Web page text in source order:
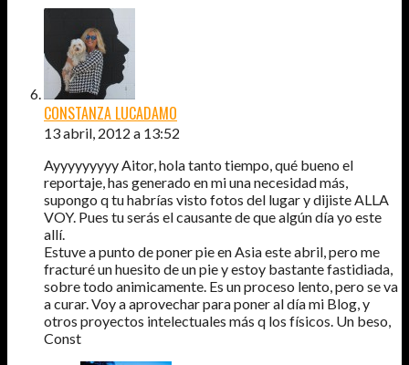
CONSTANZA LUCADAMO
13 abril, 2012 a 13:52
Ayyyyyyyyy Aitor, hola tanto tiempo, qué bueno el
reportaje, has generado en mi una necesidad más,
supongo q tu habrías visto fotos del lugar y dijiste ALLA
VOY. Pues tu serás el causante de que algún día yo este
allí.
Estuve a punto de poner pie en Asia este abril, pero me
fracturé un huesito de un pie y estoy bastante fastidiada,
sobre todo animicamente. Es un proceso lento, pero se va
a curar. Voy a aprovechar para poner al día mi Blog, y
otros proyectos intelectuales más q los físicos. Un beso,
Const